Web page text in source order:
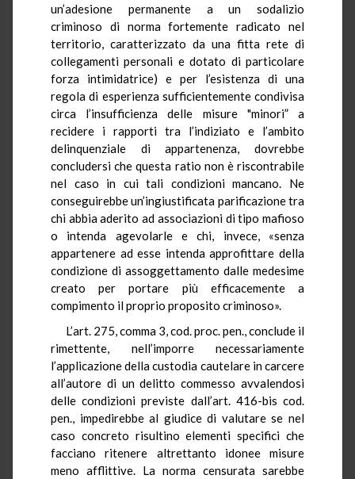
un’adesione permanente a un sodalizio
criminoso di norma fortemente radicato nel
territorio, caratterizzato da una fitta rete di
collegamenti personali e dotato di particolare
forza intimidatrice) e per l’esistenza di una
regola di esperienza sufficientemente condivisa
circa l’insufficienza delle misure "minori” a
recidere i rapporti tra l’indiziato e l’ambito
delinquenziale di appartenenza, dovrebbe
concludersi che questa ratio non è riscontrabile
nel caso in cui tali condizioni mancano. Ne
conseguirebbe un’ingiustificata parificazione tra
chi abbia aderito ad associazioni di tipo mafioso
o intenda agevolarle e chi, invece, «senza
appartenere ad esse intenda approfittare della
condizione di assoggettamento dalle medesime
creato per portare più efficacemente a
compimento il proprio proposito criminoso».
L’art. 275, comma 3, cod. proc.pen.,conclude il
rimettente, nell’imporre necessariamente
l’applicazione della custodia cautelare in carcere
all’autore di un delitto commesso avvalendosi
delle condizioni previste dall’art. 416-bis cod.
pen., impedirebbe al giudice di valutare se nel
caso concreto risultino elementi specifici che
facciano ritenere altrettanto idonee misure
meno afflittive. La norma censurata sarebbe